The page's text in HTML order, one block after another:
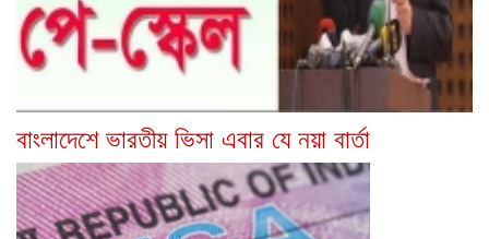
বাংলাদেশে ভারতীয় ভিসা এবার যে নয়া বার্তা